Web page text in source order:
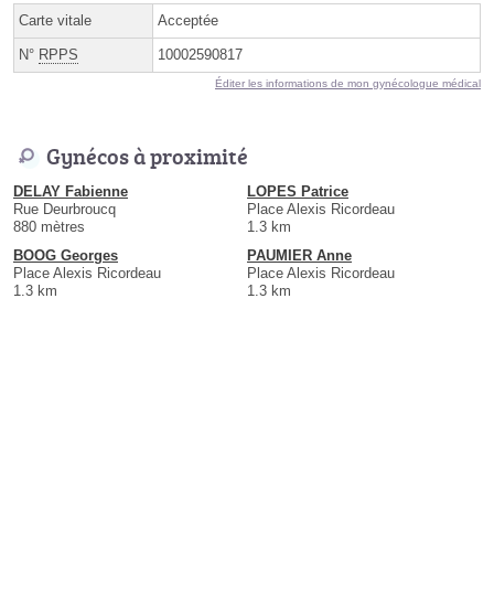
Carte vitale Acceptée
N° RPPS 10002590817
Éditer les informations de mon gynécologue médical
Gynécos à proximité
DELAY Fabienne
Rue Deurbroucq
880 mètres
LOPES Patrice
Place Alexis Ricordeau
1.3 km
BOOG Georges
Place Alexis Ricordeau
1.3 km
PAUMIER Anne
Place Alexis Ricordeau
1.3 km